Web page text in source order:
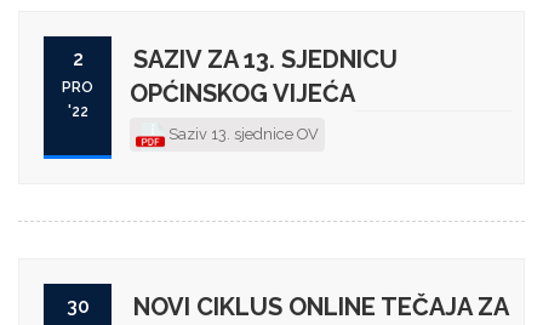
2
PRO
'22
SAZIV ZA 13. SJEDNICU
OPĆINSKOG VIJEĆA
Saziv 13. sjednice OV
30
NOVI CIKLUS ONLINE TEČAJA ZA